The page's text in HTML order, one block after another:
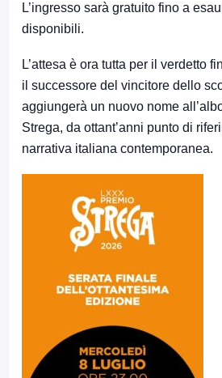
L’ingresso sarà gratuito fino a
disponibili.
L’attesa è ora tutta per il verdetto
il successore del vincitore dello
aggiungerà un nuovo nome
Strega, da ottant’anni punto di
narrativa italiana contemporanea.